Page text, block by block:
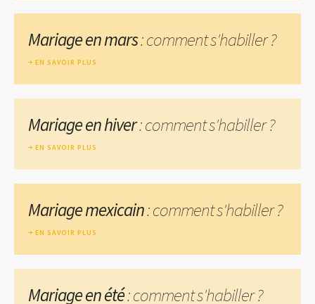
Mariage en mars: comment s'habiller ?
EN SAVOIR PLUS
Mariage en hiver: comment s'habiller ?
EN SAVOIR PLUS
Mariage mexicain: comment s'habiller ?
EN SAVOIR PLUS
Mariage en été: comment s'habiller ?